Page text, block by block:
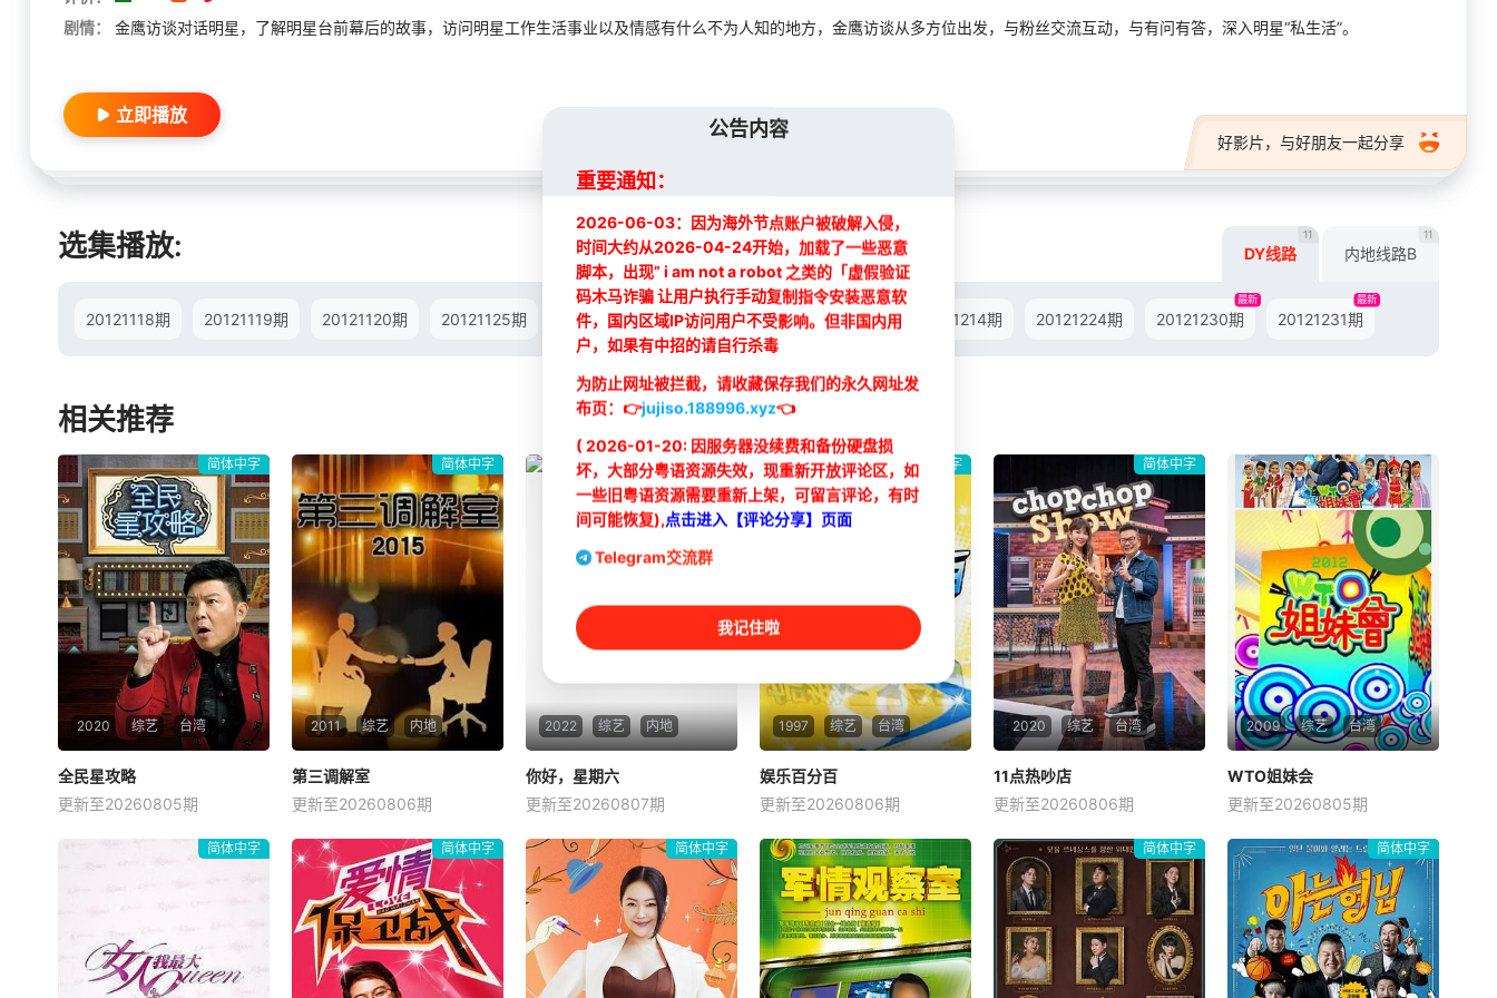
剧情：
金鹰访谈对话明星，了解明星台前幕后的故事，访问明星工作生活事业以及情感有什么不为人知的地方，金鹰访谈从多方位出发，与粉丝交流互动，与有问有答，深入明星“私生活”。
好影片，与好朋友一起分享
立即播放
选集播放: DY线路
11
内地线路B
11
20121118期 20121119期 20121120期 20121125期 20121126期 20121212期 20121213期 20121214期 20121224期 20121230期
最新
20121231期
最新
相关推荐
2020 综艺 台湾
简体中字
全民星攻略
曾国城
蔡尚桦
《全民星攻略》日本毕业典礼
向学长要制服的第二颗钮釦代
饭，花了银子19两，请问这一
餐大约是台币多少钱呢？青春
全民星攻略
更新至20260805期
2011 综艺 内地
简体中字
第三调解室
刘佳 小河
张嘉益
第三调解室，说法，说理，说
亲情。第三调解室是国内第一
档具有法律效力的排解矛盾、
化解纠纷的电视节目。节目将
司法局的人民调解室，公安局
的联合调解室，人民法院的庭
前调解室搬进演播室。对百姓
第三调解室
更新至20260806期
2022 综艺 内地
简体中字
你好，星期六
何炅 檀健次
李雪琴
节目重点围绕艺人艺能的全面
深度挖掘、精品表演秀的创意
呈现、最具热点的社会性话题
输出等方面进行设计，开创剧
综联动新玩法。何炅担任主持
人，檀健次、李雪琴、秦霄
贤、王鹤棣、丁程鑫、杨迪、
你好，星期六
更新至20260807期
1997 综艺 台湾
简体中字
娱乐百分百
徐熙媛 徐熙娣
罗志祥
《娱乐百分百》是八大综合台
一档娱乐新闻节目，每天报道
最新的娱乐新闻，节目还会请
嘉宾现场访谈！节目贴近年轻
族群，介绍时下流行的装扮、
以及艺人的流行教室，有固定
的特别企划，邀请艺人完成从
娱乐百分百
更新至20260806期
2020 综艺 台湾
简体中字
11点热吵店
沈玉琳
殷悦
内详
11点热吵店
更新至20260806期
2009 综艺 台湾
WTO姐妹会
于美人 胡瓜
曹兰
离乡背井到台湾生活、读
书，每个台湾新住民难免会因
为文化差异、风俗不同，在日
常生活上遇到许多有趣的事。
哪国女生最受欢迎？不同国家
的生活习惯有何冲击？让各外
籍配偶及学生透过节目，畅谈
WTO姐妹会
更新至20260805期
简体中字 简体中字 简体中字 简体中字 简体中字
公告内容
重要通知：
2026-06-03：因为海外节点账户被破解入侵，
时间大约从2026-04-24开始，加载了一些恶意
脚本，出现” i am not a robot 之类的「虚假验证
码木马诈骗 让用户执行手动复制指令安装恶意软
件，国内区域IP访问用户不受影响。但非国内用
户，如果有中招的请自行杀毒
为防止网址被拦截，请收藏保存我们的永久网址发
布页： 👉jujiso.188996.xyz👈
( 2026-01-20: 因服务器没续费和备份硬盘损
坏，大部分粤语资源失效，现重新开放评论区，如
一些旧粤语资源需要重新上架，可留言评论，有时
间可能恢复),点击进入【评论分享】页面
Telegram交流群
我记住啦